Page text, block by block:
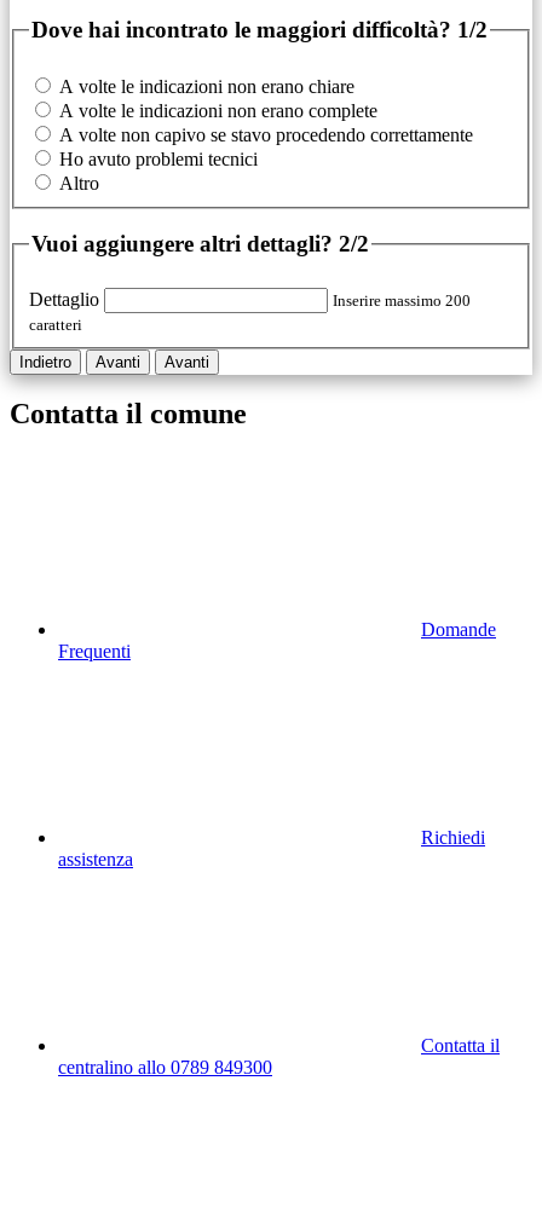
Dove hai incontrato le maggiori difficoltà? 1/2
A volte le indicazioni non erano chiare
A volte le indicazioni non erano complete
A volte non capivo se stavo procedendo correttamente
Ho avuto problemi tecnici
Altro
Vuoi aggiungere altri dettagli? 2/2
Dettaglio
Inserire massimo 200
caratteri
Indietro Avanti Avanti
Contatta il comune
Domande
Frequenti
Richiedi
assistenza
Contatta il
centralino allo 0789 849300